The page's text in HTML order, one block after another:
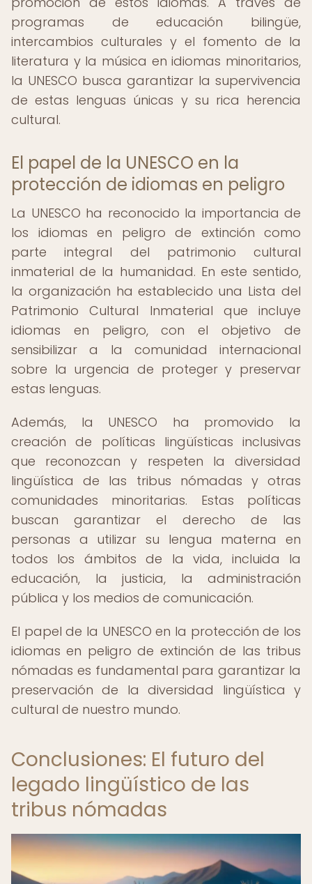
programas de educación bilingüe,
intercambios culturales y el fomento de la
literatura y la música en idiomas minoritarios,
la UNESCO busca garantizar la supervivencia
de estas lenguas únicas y su rica herencia
cultural.
El papel de la UNESCO en la
protección de idiomas en peligro
La UNESCO ha reconocido la importancia de
los idiomas en peligro de extinción como
parte integral del patrimonio cultural
inmaterial de la humanidad. En este sentido,
la organización ha establecido una Lista del
Patrimonio Cultural Inmaterial que incluye
idiomas en peligro, con el objetivo de
sensibilizar a la comunidad internacional
sobre la urgencia de proteger y preservar
estas lenguas.
Además, la UNESCO ha promovido la
creación de políticas lingüísticas inclusivas
que reconozcan y respeten la diversidad
lingüística de las tribus nómadas y otras
comunidades minoritarias. Estas políticas
buscan garantizar el derecho de las
personas a utilizar su lengua materna en
todos los ámbitos de la vida, incluida la
educación, la justicia, la administración
pública y los medios de comunicación.
El papel de la UNESCO en la protección de los
idiomas en peligro de extinción de las tribus
nómadas es fundamental para garantizar la
preservación de la diversidad lingüística y
cultural de nuestro mundo.
Conclusiones: El futuro del
legado lingüístico de las
tribus nómadas